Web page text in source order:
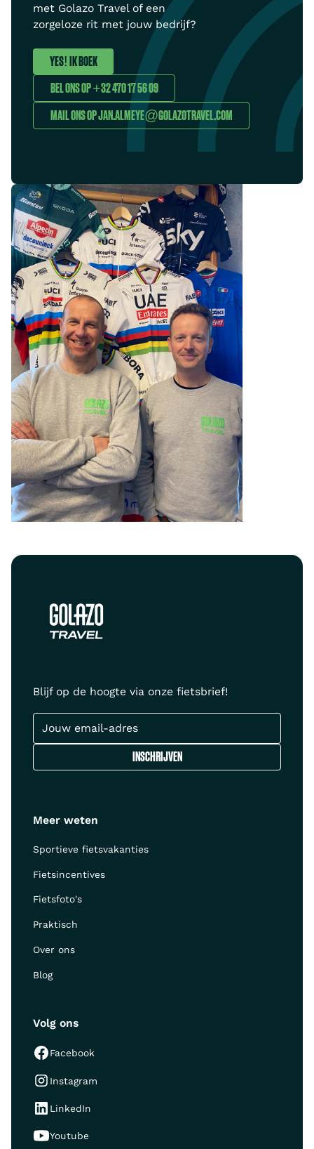
met Golazo Travel of een
zorgeloze rit met jouw bedrijf?
YES! IK BOEK
BEL ONS OP +32 470 17 56 09
MAIL ONS OP JAN.ALMEYE@GOLAZOTRAVEL.COM
Blijf op de hoogte via onze fietsbrief!
Meer weten
Sportieve fietsvakanties
Fietsincentives
Fietsfoto's
Praktisch
Over ons
Blog
Volg ons
Facebook
Instagram
LinkedIn
Youtube